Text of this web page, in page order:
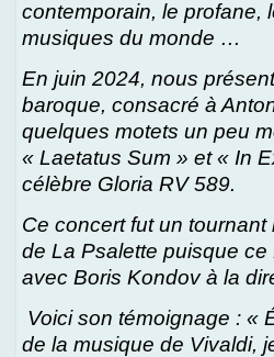
contemporain, le profane,
musiques du monde …
En juin 2024, nous
baroque, consacré à
quelques motets un peu
« Laetatus Sum » et « In
célèbre Gloria RV 589.
Ce concert fut un
de La Psalette puisque
avec Boris Kondov à la
Voici son témoignage : «
de la musique de Vivaldi,